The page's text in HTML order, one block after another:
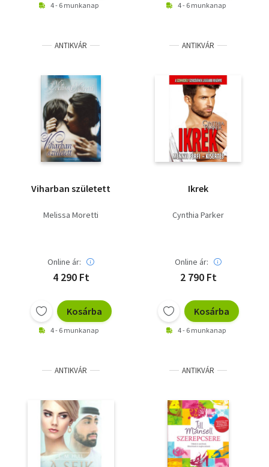
4 - 6 munkanap 4 - 6 munkanap
ANTIKVÁR
Viharban született
Melissa Moretti
Online ár:
4 290 Ft
Kosárba
4 - 6 munkanap
ANTIKVÁR
Ikrek
Cynthia Parker
Online ár:
2 790 Ft
Kosárba
4 - 6 munkanap
ANTIKVÁR ANTIKVÁR